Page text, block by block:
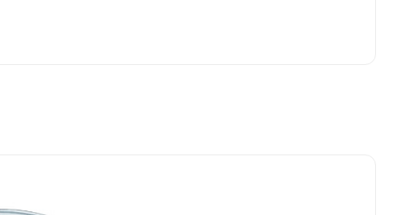
широкий ассортимент луп микроскопов,